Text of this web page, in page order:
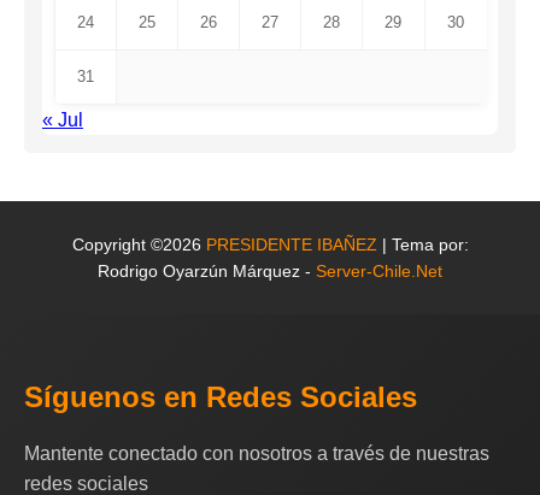
24 25 26 27 28 29 30
31
« Jul
Copyright ©2026 PRESIDENTE IBAÑEZ | Tema por:
Rodrigo Oyarzún Márquez - Server-Chile.Net
Síguenos en Redes Sociales
Mantente conectado con nosotros a través de nuestras
redes sociales